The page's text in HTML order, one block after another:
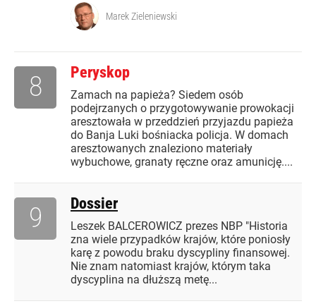
Marek Zieleniewski
Peryskop
Zamach na papieża? Siedem osób
podejrzanych o przygotowywanie prowokacji
aresztowała w przeddzień przyjazdu papieża
do Banja Luki bośniacka policja. W domach
aresztowanych znaleziono materiały
wybuchowe, granaty ręczne oraz amunicję....
8
Dossier
Leszek BALCEROWICZ prezes NBP "Historia
zna wiele przypadków krajów, które poniosły
karę z powodu braku dyscypliny finansowej.
Nie znam natomiast krajów, którym taka
dyscyplina na dłuższą metę...
9